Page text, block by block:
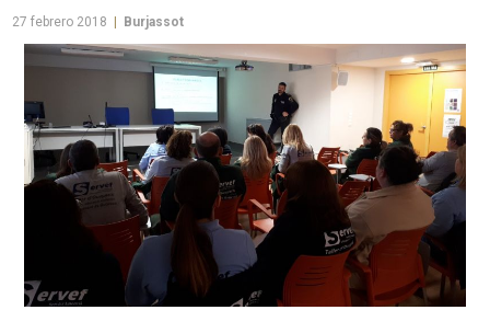
27 febrero 2018 Burjassot